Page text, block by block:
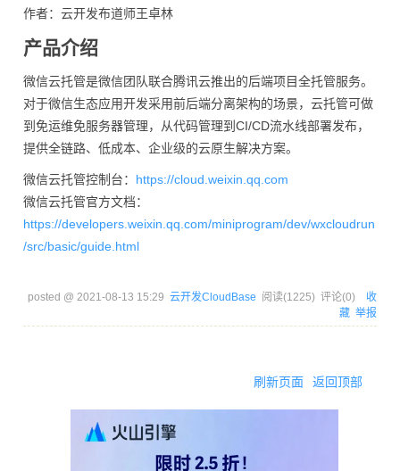
作者：云开发布道师王卓林
产品介绍
微信云托管是微信团队联合腾讯云推出的后端项目全托管服务。
对于微信生态应用开发采用前后端分离架构的场景，云托管可做
到免运维免服务器管理，从代码管理到CI/CD流水线部署发布，
提供全链路、低成本、企业级的云原生解决方案。
微信云托管控制台： https://cloud.weixin.qq.com
微信云托管官方文档：
https://developers.weixin.qq.com/miniprogram/dev/wxcloudrun
/src/basic/guide.html
posted @ 2021-08-13 15:29 云开发CloudBase 阅读(1225) 评论(0) 收
藏 举报
刷新页面 返回顶部